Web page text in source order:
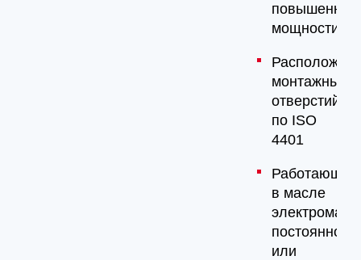
повышенной
мощности
монтажных
отверстий
по ISO
4401
Работающие
в масле
постоянного
или